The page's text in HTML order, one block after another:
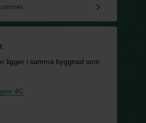
keyboard_arrow_right
ligger i samma byggnad som
4C